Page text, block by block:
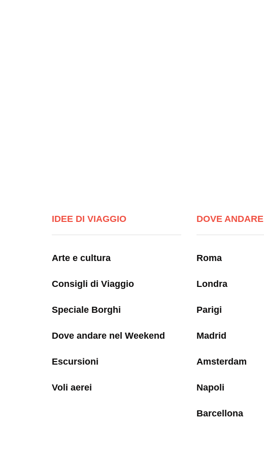
IDEE DI VIAGGIO
Arte e cultura
Consigli di Viaggio
Speciale Borghi
Dove andare nel Weekend
Escursioni
Voli aerei
DOVE ANDARE
Roma
Londra
Parigi
Madrid
Amsterdam
Napoli
Barcellona